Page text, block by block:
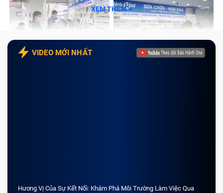
XEM THÊM
VIDEO MỚI NHẤT
Hương Vị Của Sự Kết Nối: Khám Phá Môi Trường Làm Việc Qua